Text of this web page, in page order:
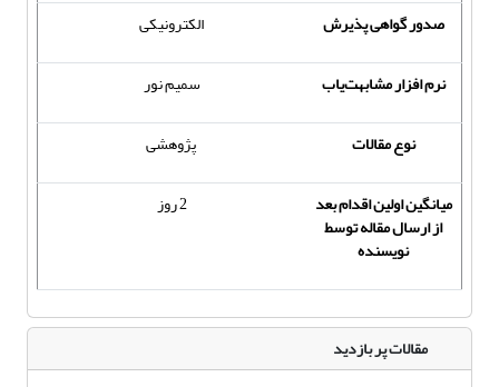
صدور گواهی پذیرش
الکترونیکی
نرم افزار مشابهت‌یاب
سمیم نور
نوع مقالات
پژوهشی
میانگین اولین اقدام بعد
از ارسال مقاله توسط
نویسنده
2 روز
مقالات پر بازدید